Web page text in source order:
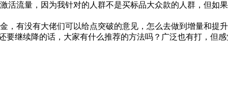
活流量，因为我针对的人群不是买标品大众款的人群，但如
，有没有大佬们可以给点突破的意见，怎么去做到增量和提
要继续降的话，大家有什么推荐的方法吗？广泛也有打，但